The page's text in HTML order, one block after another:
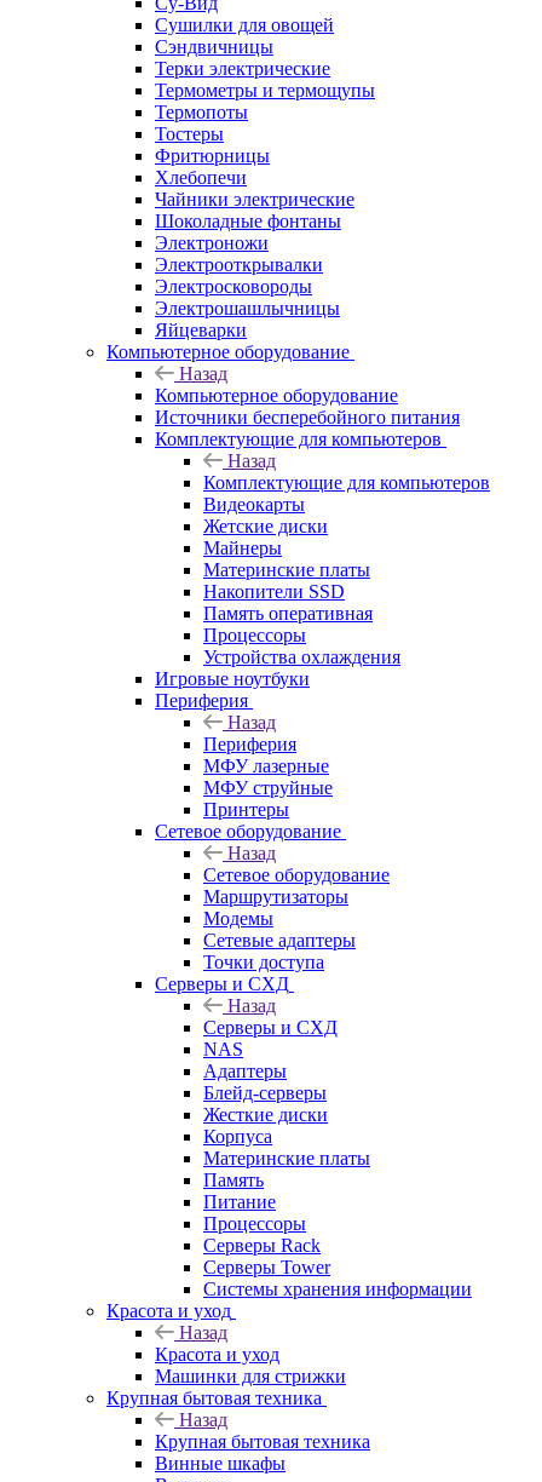
Сушилки для овощей
Сэндвичницы
Терки электрические
Термометры и термощупы
Термопоты
Тостеры
Фритюрницы
Хлебопечи
Чайники электрические
Шоколадные фонтаны
Электроножи
Электрооткрывалки
Электросковороды
Электрошашлычницы
Яйцеварки
Компьютерное оборудование
Назад
Компьютерное оборудование
Источники бесперебойного питания
Комплектующие для компьютеров
Назад
Комплектующие для компьютеров
Видеокарты
Жетские диски
Майнеры
Материнские платы
Накопители SSD
Память оперативная
Процессоры
Устройства охлаждения
Игровые ноутбуки
Периферия
Назад
Периферия
МФУ лазерные
МФУ струйные
Принтеры
Сетевое оборудование
Назад
Сетевое оборудование
Маршрутизаторы
Модемы
Сетевые адаптеры
Точки доступа
Серверы и СХД
Назад
Серверы и СХД
NAS
Адаптеры
Блейд-серверы
Жесткие диски
Корпуса
Материнские платы
Память
Питание
Процессоры
Серверы Rack
Серверы Tower
Системы хранения информации
Красота и уход
Назад
Красота и уход
Машинки для стрижки
Крупная бытовая техника
Назад
Крупная бытовая техника
Винные шкафы